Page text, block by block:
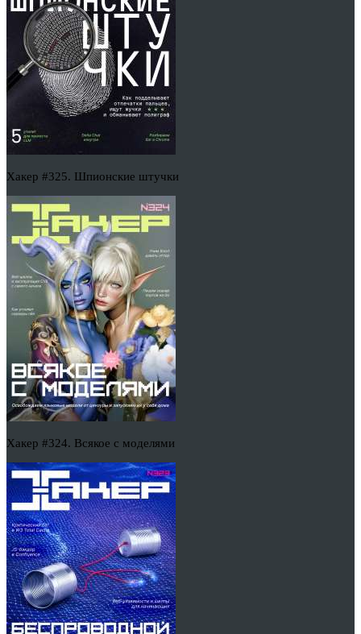
Хакер #325. Шпионские штучки
Хакер #324. Всякое с моделями